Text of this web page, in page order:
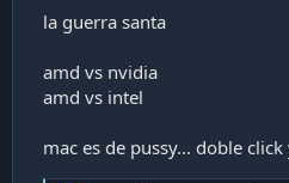
la guerra santa
amd vs nvidia
amd vs intel
mac es de pussy... doble click